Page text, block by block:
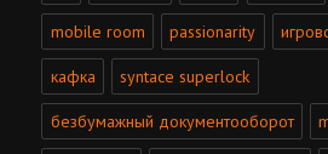
mobile room passionarity
кафка syntace superlock
безбумажный документооборот